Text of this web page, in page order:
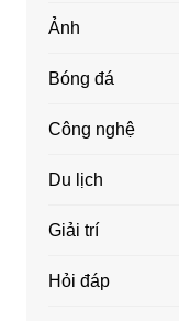
Ảnh
Bóng đá
Công nghệ
Du lịch
Giải trí
Hỏi đáp